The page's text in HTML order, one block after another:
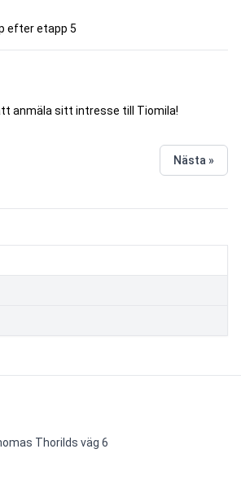
efter etapp 5
anmäla sitt intresse till Tiomila!
Nästa »
Thorilds väg 6